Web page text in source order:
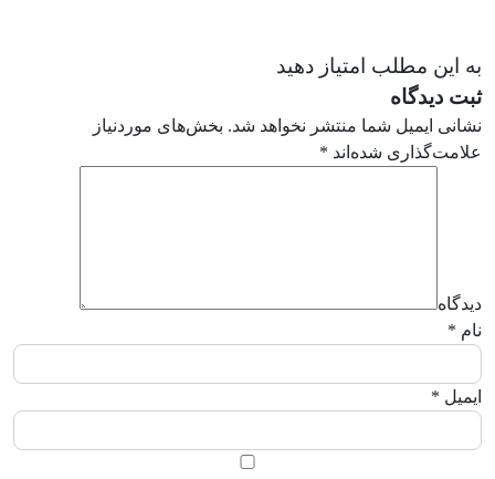
به این مطلب امتیاز دهید
ثبت دیدگاه
نشانی ایمیل شما منتشر نخواهد شد. بخش‌های موردنیاز
علامت‌گذاری شده‌اند *
دیدگاه
نام *
ایمیل *